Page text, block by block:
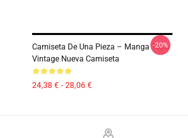
Camiseta De Una Pieza – Manga Tops
Vintage Nueva Camiseta
24,38 € - 28,06 €
-20%